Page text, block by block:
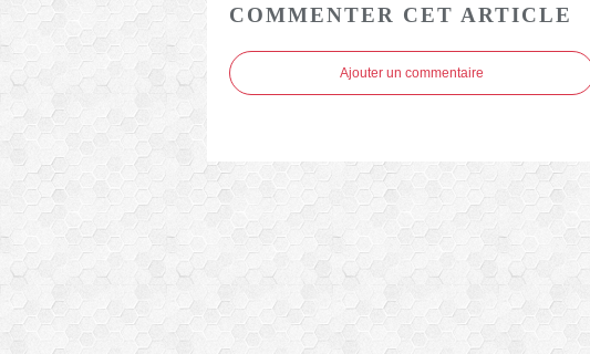
COMMENTER CET ARTICLE
Ajouter un commentaire